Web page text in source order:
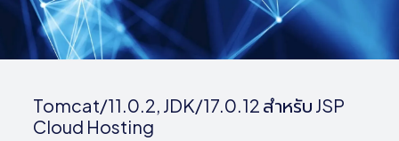
Tomcat/11.0.2, JDK/17.0.12 สำหรับ JSP
Cloud Hosting